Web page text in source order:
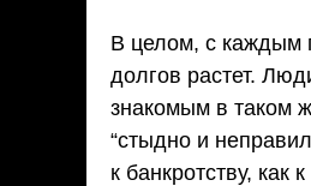
В целом, с каждым
долгов растет.
знакомым в таком
“стыдно и
к банкротству,